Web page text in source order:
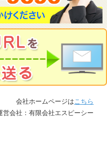
会社ホームページはこちら
営会社：有限会社エスピーシー